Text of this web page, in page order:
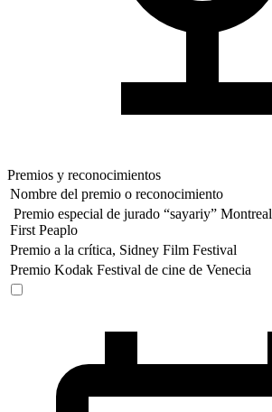
Premios y reconocimientos
Nombre del premio o reconocimiento
Premio especial de jurado “sayariy” Montreal
First Peaplo
Premio a la crítica, Sidney Film Festival
Premio Kodak Festival de cine de Venecia